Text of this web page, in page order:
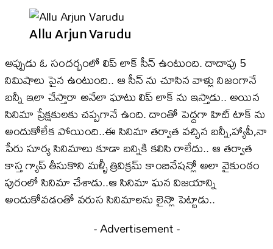
Allu Arjun Varudu
అప్పుడు ఓ సందర్భంలో లిప్ లాక్ సీన్ ఉంటుంది. దాదాపు 5
నిమిషాలు పైన ఉంటుంది.. ఆ సీన్ ను చూసిన వాళ్లు నిజంగానే
బన్నీ ఇలా చేస్తారా అనేలా ఘాటు లిప్ లాక్ ను ఇస్తాడు.. అయిన
సినిమా ప్రేక్షకులకు చప్పగానే ఉంది. దాంతో పెద్దగా హిట్ టాక్ ను
అందుకోలేక పోయింది..ఈ సినిమా తర్వాత వచ్చిన బన్నీ,హ్యాపీ,నా
పేరు సూర్య సినిమాలు కూడా బన్నికి కలిసి రాలేదు.. ఆ తర్వాత
కాస్త గ్యాప్ తీసుకొని మళ్ళీ త్రివిక్రమ్ కాంబినేషన్లో అలా వైకుంఠం
పురంలో సినిమా చేశాడు..ఆ సినిమా ఘన విజయాన్ని
అందుకోవడంతో వరుస సినిమాలను లైన్లొ పెట్టాడు..
- Advertisement -